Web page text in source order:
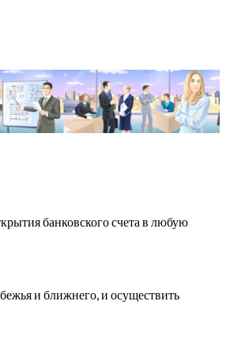
банковского счета в любую
и ближнего, и осуществить